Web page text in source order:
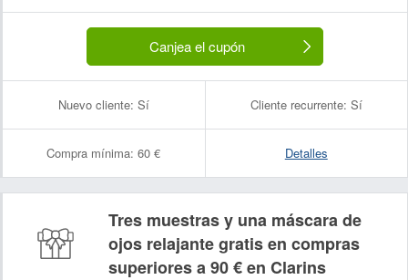
Canjea el cupón
Nuevo cliente: Sí Cliente recurrente: Sí
Compra mínima: 60 € Detalles
Tres muestras y una máscara de
ojos relajante gratis en compras
superiores a 90 € en Clarins